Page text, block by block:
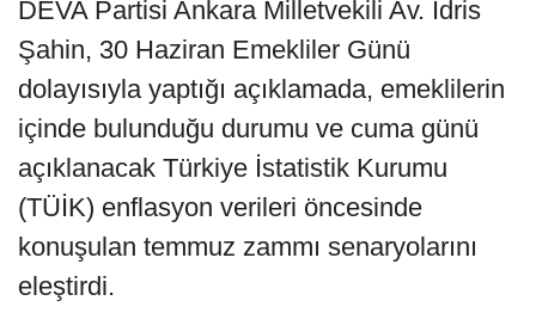
DEVA Partisi Ankara Milletvekili Av. İdris
Şahin, 30 Haziran Emekliler Günü
dolayısıyla yaptığı açıklamada, emeklilerin
içinde bulunduğu durumu ve cuma günü
açıklanacak Türkiye İstatistik Kurumu
(TÜİK) enflasyon verileri öncesinde
konuşulan temmuz zammı senaryolarını
eleştirdi.